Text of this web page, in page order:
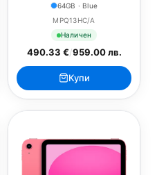
64GB · Blue
MPQ13HC/A
Наличен
490.33 €/959.00 лв.
Купи